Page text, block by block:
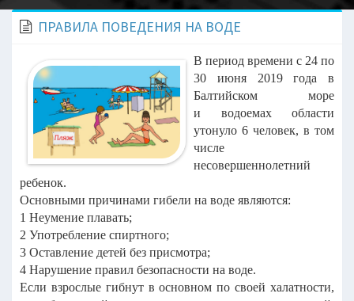
ПРАВИЛА ПОВЕДЕНИЯ НА ВОДЕ
В период времени с 24 по
30 июня 2019 года в
Балтийском море
и водоемах области
утонуло 6 человек, в том
числе
несовершеннолетний
ребенок.
Основными причинами гибели на воде являются:
1 Неумение плавать;
2 Употребление спиртного;
3 Оставление детей без присмотра;
4 Нарушение правил безопасности на воде.
Если взрослые гибнут в основном по своей халатности,